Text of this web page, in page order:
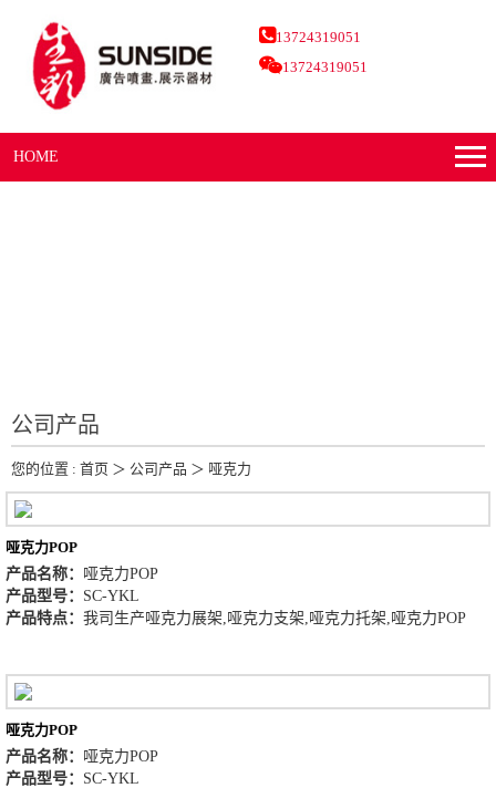
13724319051
13724319051
HOME
公司产品
您的位置 : 首页 ＞ 公司产品 ＞ 哑克力
哑克力POP
产品名称： 哑克力POP
产品型号： SC-YKL
产品特点： 我司生产哑克力展架,哑克力支架,哑克力托架,哑克力POP
哑克力POP
产品名称： 哑克力POP
产品型号： SC-YKL